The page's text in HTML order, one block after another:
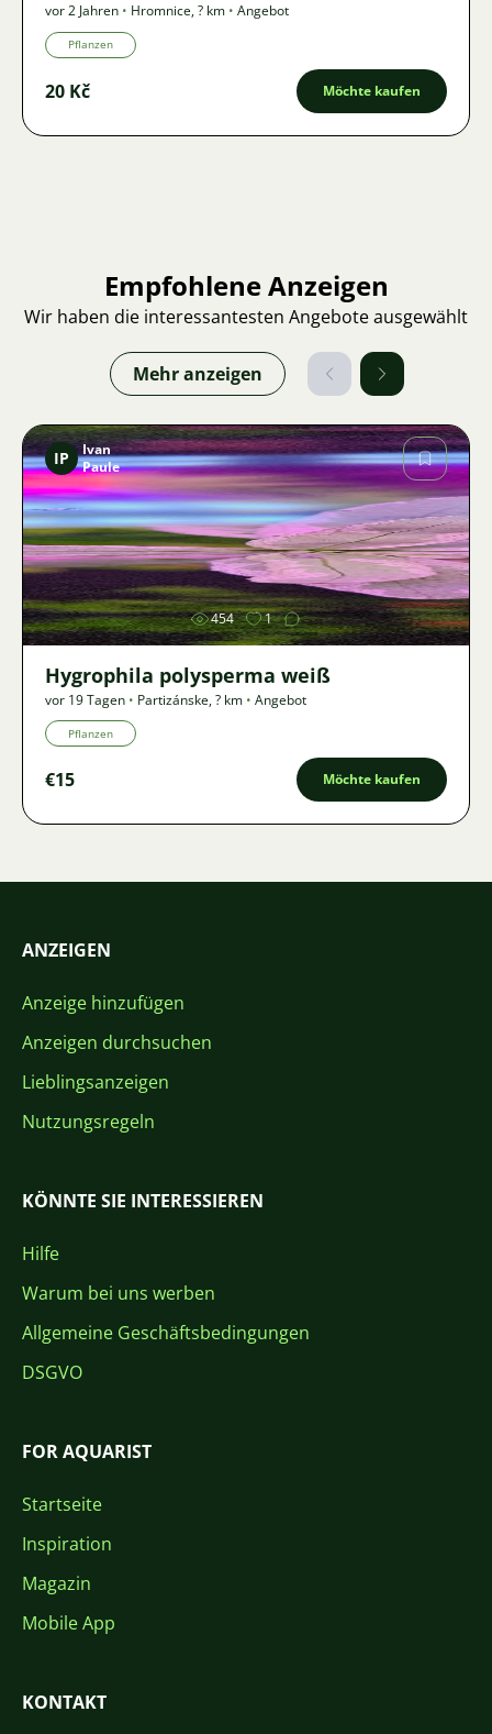
vor 2 Jahren • Hromnice,? km • Angebot
Pflanzen
20 Kč Möchte kaufen
Empfohlene Anzeigen
Wir haben die interessantesten Angebote ausgewählt
Mehr anzeigen
Bild
IP
Ivan
Paule
454 1
Hygrophila polysperma weiß
vor 19 Tagen • Partizánske,? km • Angebot
Pflanzen
€15 Möchte kaufen
ANZEIGEN
Anzeige hinzufügen
Anzeigen durchsuchen
Lieblingsanzeigen
Nutzungsregeln
KÖNNTE SIE INTERESSIEREN
Hilfe
Warum bei uns werben
Allgemeine Geschäftsbedingungen
DSGVO
FOR AQUARIST
Startseite
Inspiration
Magazin
Mobile App
KONTAKT